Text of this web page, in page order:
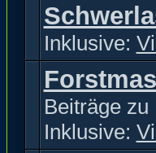
Inklusive:
Beiträge
Inklusive: